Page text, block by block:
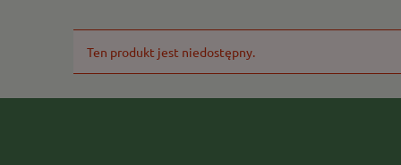
Ten produkt jest niedostępny.